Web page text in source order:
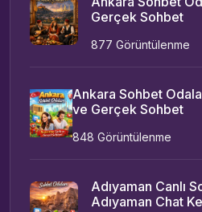
Gerçek Sohbet
877 Görüntülenme
Ankara Sohbet
ve Gerçek Sohbet
848 Görüntülenme
Adıyaman Canlı
Adıyaman Chat